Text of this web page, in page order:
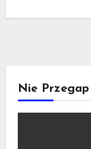
Nie Przegap